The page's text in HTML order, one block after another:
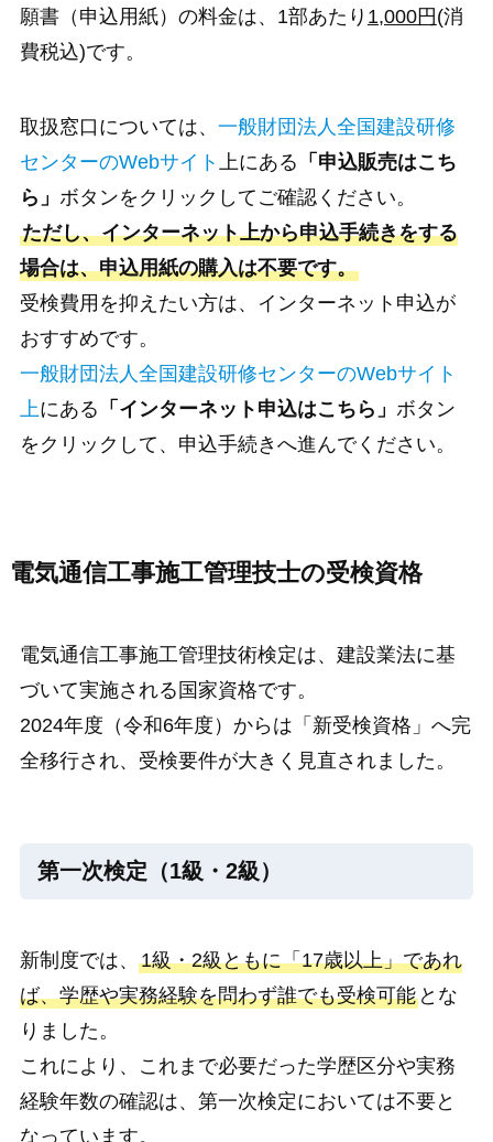
願書（申込用紙）の料金は、1部あたり 1,000円 (消
費税込)です。
取扱窓口については、 一般財団法人全国建設研修
センターのWebサイト 上にある 「申込販売はこち
ら」 ボタンをクリックしてご確認ください。
ただし、インターネット上から申込手続きをする
場合は、申込用紙の購入は不要です。
受検費用を抑えたい方は、インターネット申込が
おすすめです。
一般財団法人全国建設研修センターのWebサイト
上にある 「インターネット申込はこちら」 ボタン
をクリックして、申込手続きへ進んでください。
電気通信工事施工管理技士の受検資格
電気通信工事施工管理技術検定は、建設業法に基
づいて実施される国家資格です。
2024年度（令和6年度）からは「新受検資格」へ完
全移行され、受検要件が大きく見直されました。
第一次検定（1級・2級）
新制度では、 1級・2級ともに「17歳以上」であれ
ば、学歴や実務経験を問わず誰でも受検可能とな
りました。
これにより、これまで必要だった学歴区分や実務
経験年数の確認は、第一次検定においては不要と
なっています。